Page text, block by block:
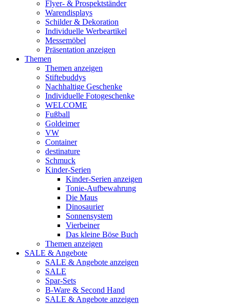
Flyer- & Prospektständer
Warendisplays
Schilder & Dekoration
Individuelle Werbeartikel
Messemöbel
Präsentation anzeigen
Themen
Themen anzeigen
Stiftebuddys
Nachhaltige Geschenke
Individuelle Fotogeschenke
WELCOME
Fußball
Goldeimer
VW
Container
destinature
Schmuck
Kinder-Serien
Kinder-Serien anzeigen
Tonie-Aufbewahrung
Die Maus
Dinosaurier
Sonnensystem
Vierbeiner
Das kleine Böse Buch
Themen anzeigen
SALE & Angebote
SALE & Angebote anzeigen
SALE
Spar-Sets
B-Ware & Second Hand
SALE & Angebote anzeigen